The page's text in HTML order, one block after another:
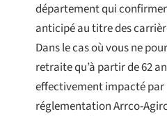
département qui
anticipé au titre des
Dans le cas où vous ne
retraite qu’à partir de 62
effectivement impacté par
réglementation Arrco-